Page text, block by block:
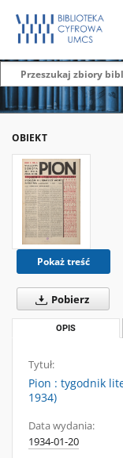
OBIEKT
Pokaż treść
Pobierz
OPIS
Tytuł:
Pion : tygodnik
1934)
Data wydania:
1934-01-20